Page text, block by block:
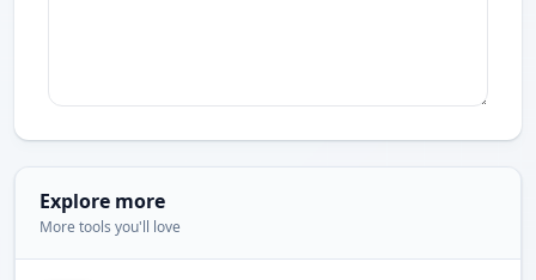
Explore more
More tools you'll love